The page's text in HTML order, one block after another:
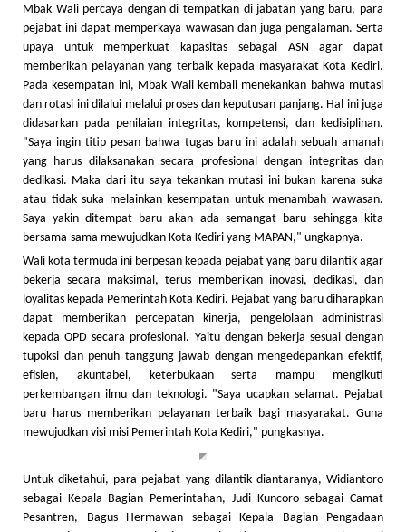
Mbak Wali percaya dengan di tempatkan di jabatan yang baru, para
pejabat ini dapat memperkaya wawasan dan juga pengalaman. Serta
upaya untuk memperkuat kapasitas sebagai ASN agar dapat
memberikan pelayanan yang terbaik kepada masyarakat Kota Kediri.
Pada kesempatan ini, Mbak Wali kembali menekankan bahwa mutasi
dan rotasi ini dilalui melalui proses dan keputusan panjang. Hal ini juga
didasarkan pada penilaian integritas, kompetensi, dan kedisiplinan.
"Saya ingin titip pesan bahwa tugas baru ini adalah sebuah amanah
yang harus dilaksanakan secara profesional dengan integritas dan
dedikasi. Maka dari itu saya tekankan mutasi ini bukan karena suka
atau tidak suka melainkan kesempatan untuk menambah wawasan.
Saya yakin ditempat baru akan ada semangat baru sehingga kita
bersama-sama mewujudkan Kota Kediri yang MAPAN," ungkapnya.
Wali kota termuda ini berpesan kepada pejabat yang baru dilantik agar
bekerja secara maksimal, terus memberikan inovasi, dedikasi, dan
loyalitas kepada Pemerintah Kota Kediri. Pejabat yang baru diharapkan
dapat memberikan percepatan kinerja, pengelolaan administrasi
kepada OPD secara profesional. Yaitu dengan bekerja sesuai dengan
tupoksi dan penuh tanggung jawab dengan mengedepankan efektif,
efisien, akuntabel, keterbukaan serta mampu mengikuti
perkembangan ilmu dan teknologi. "Saya ucapkan selamat. Pejabat
baru harus memberikan pelayanan terbaik bagi masyarakat. Guna
mewujudkan visi misi Pemerintah Kota Kediri," pungkasnya.
Untuk diketahui, para pejabat yang dilantik diantaranya, Widiantoro
sebagai Kepala Bagian Pemerintahan, Judi Kuncoro sebagai Camat
Pesantren, Bagus Hermawan sebagai Kepala Bagian Pengadaan